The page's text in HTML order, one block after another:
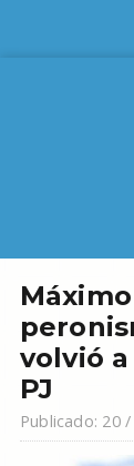
volvió
PJ
Publicado: 20